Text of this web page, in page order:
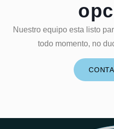
Nuestro equipo esta listo
todo momento, no